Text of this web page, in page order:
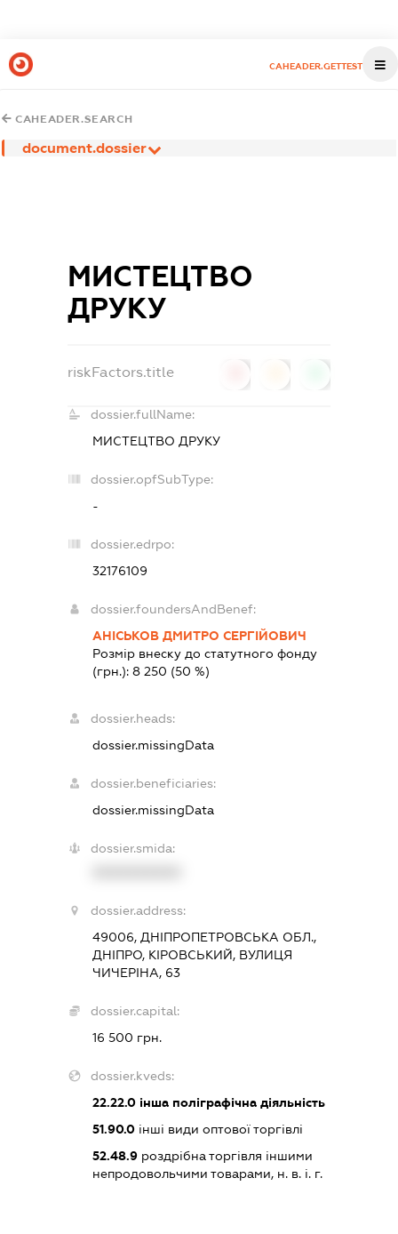
CAHEADER.GETTEST
CAHEADER.SEARCH
document.dossier
МИСТЕЦТВО
ДРУКУ
riskFactors.title
dossier.fullName:
МИСТЕЦТВО ДРУКУ
dossier.opfSubType:
-
dossier.edrpo:
32176109
dossier.foundersAndBenef:
АНІСЬКОВ ДМИТРО СЕРГІЙОВИЧ
Розмір внеску до статутного фонду
(грн.): 8 250 (50 %)
dossier.heads:
dossier.missingData
dossier.beneficiaries:
dossier.missingData
dossier.smida:
dossier.address:
49006, ДНІПРОПЕТРОВСЬКА ОБЛ.,
ДНІПРО, КІРОВСЬКИЙ, ВУЛИЦЯ
ЧИЧЕРІНА, 63
dossier.capital:
16 500 грн.
dossier.kveds:
22.22.0інша поліграфічна діяльність
51.90.0інші види оптової торгівлі
52.48.9роздрібна торгівля іншими
непродовольчими товарами, н. в. і. г.